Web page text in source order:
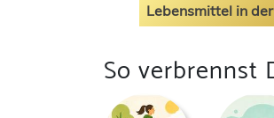
Lebensmittel in
So verbrennst